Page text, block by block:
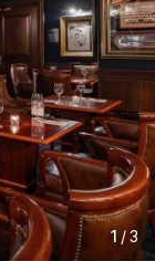
1/3